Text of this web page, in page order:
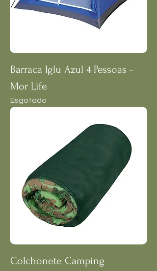
Barraca Iglu Azul 4 Pessoas -
Mor Life
Esgotado
Colchonete Camping